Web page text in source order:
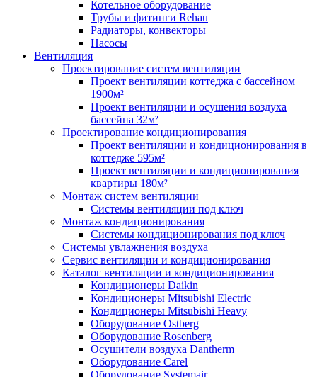
Котельное оборудование
Трубы и фитинги Rehau
Радиаторы, конвекторы
Насосы
Вентиляция
Проектирование систем вентиляции
Проект вентиляции коттеджа с бассейном
1900м²
Проект вентиляции и осушения воздуха
бассейна 32м²
Проектирование кондиционирования
Проект вентиляции и кондиционирования в
коттедже 595м²
Проект вентиляции и кондиционирования
квартиры 180м²
Монтаж систем вентиляции
Системы вентиляции под ключ
Монтаж кондиционирования
Системы кондиционирования под ключ
Системы увлажнения воздуха
Сервис вентиляции и кондиционирования
Каталог вентиляции и кондиционирования
Кондиционеры Daikin
Кондиционеры Mitsubishi Electric
Кондиционеры Mitsubishi Heavy
Оборудование Ostberg
Оборудование Rosenberg
Осушители воздуха Dantherm
Оборудование Carel
Оборудование Systemair